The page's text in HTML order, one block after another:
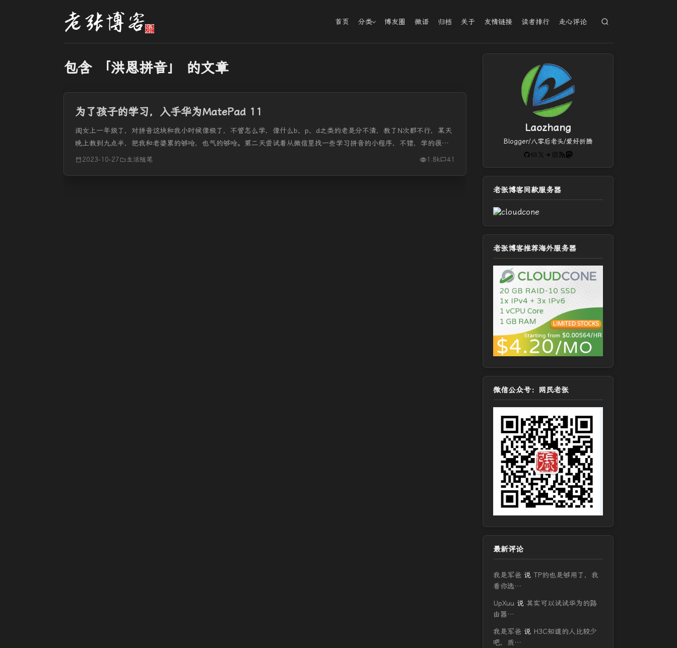
首页 分类 博友圈 微语 归档 关于 友情链接 读者排行 走心评论
包含 「洪恩拼音」 的文章
为了孩子的学习，入手华为MatePad 11
闺女上一年级了，对拼音这块和我小时候像极了，不管怎么学，像什么b、p、d之类的老是分不清，教了N次都不行，某天
晚上教到九点半，把我和老婆累的够呛，也气的够呛。第二天尝试着从微信里找一些学习拼音的小程序，不错，学的很开
心，也很快记住了。 ...
2023-10-27 生活随笔 1.8k 41
Laozhang
Blogger/八零后老头/爱好折腾
GitHub
电子邮件 X Telegram
Instagram
RSS FeedMastodon
老张博客同款服务器
老张博客推荐海外服务器
微信公众号：网民老张
最新评论
我是军爸 说 TP的也是够用了，我
看你选…
UpXuu 说 其实可以试试华为的路
由器…
我是军爸 说 H3C知道的人比较少
吧，质…